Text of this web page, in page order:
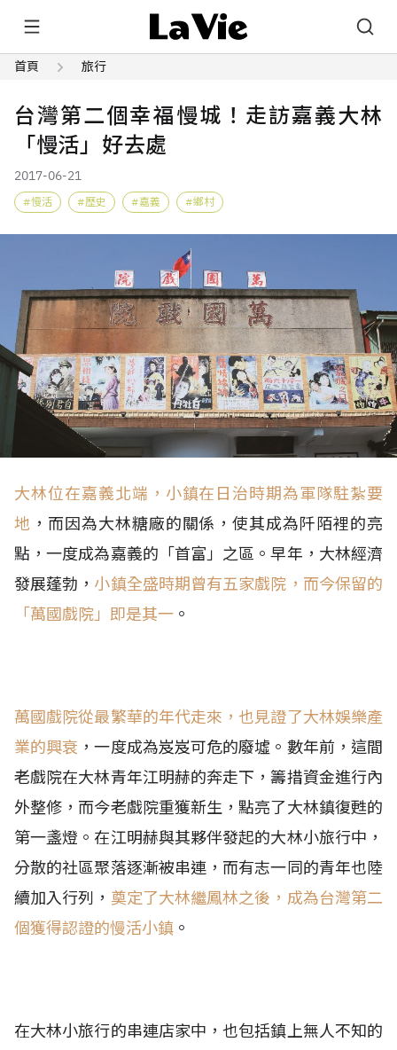
首頁 旅行
台灣第二個幸福慢城！走訪嘉義大林
「慢活」好去處
2017-06-21
慢活 歷史 嘉義 鄉村
大林位在嘉義北端，小鎮在日治時期為軍隊駐紮要
地 ，而因為大林糖廠的關係，使其成為阡陌裡的亮
點，一度成為嘉義的「首富」之區。早年，大林經濟
發展蓬勃， 小鎮全盛時期曾有五家戲院，而今保留的
「萬國戲院」即是其一 。
萬國戲院從最繁華的年代走來，也見證了大林娛樂產
業的興衰 ，一度成為岌岌可危的廢墟。數年前，這間
老戲院在大林青年江明赫的奔走下，籌措資金進行內
外整修，而今老戲院重獲新生，點亮了大林鎮復甦的
第一盞燈。在江明赫與其夥伴發起的大林小旅行中，
分散的社區聚落逐漸被串連，而有志一同的青年也陸
續加入行列， 奠定了大林繼鳳林之後，成為台灣第二
個獲得認證的慢活小鎮 。
在大林小旅行的串連店家中，也包括鎮上無人不知的